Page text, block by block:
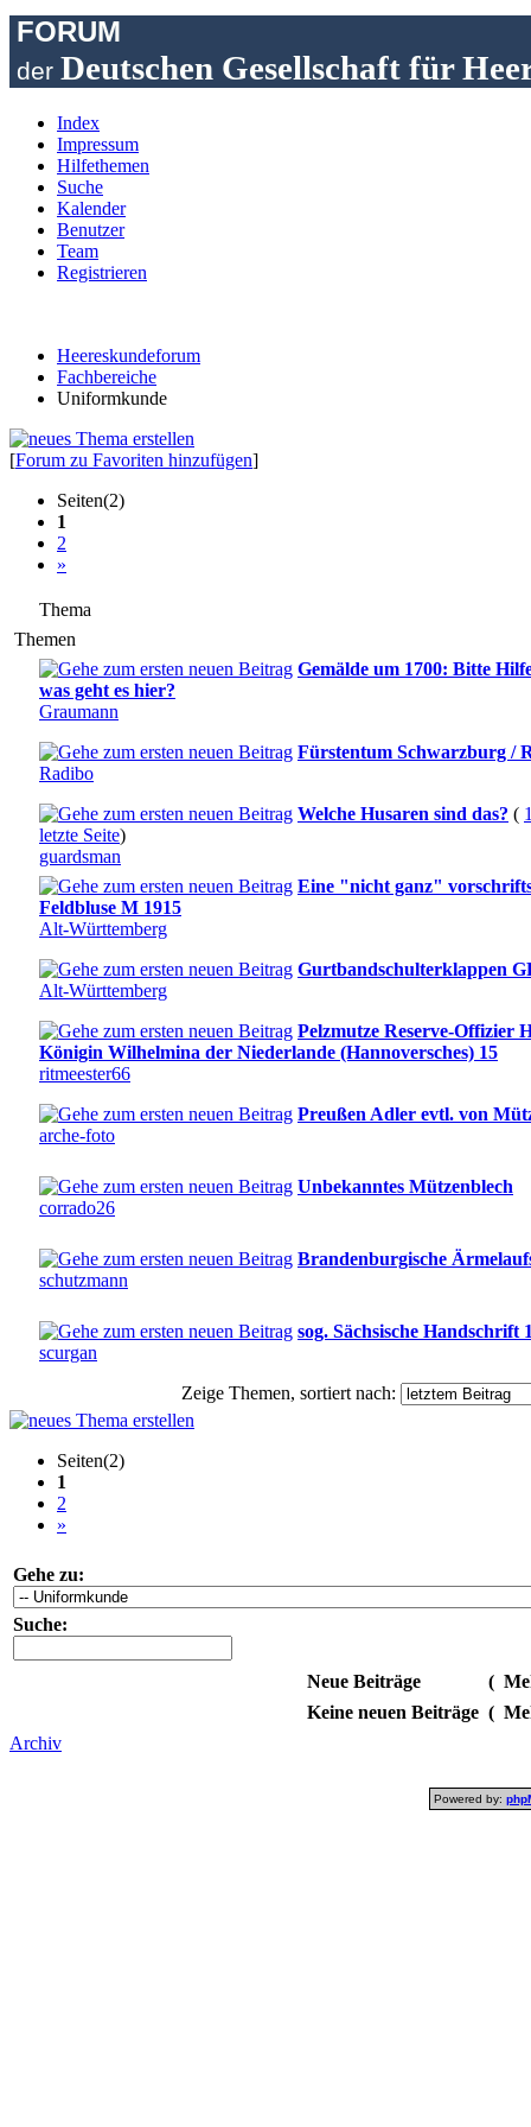
FORUM
der Deutschen Gesellschaft für
Index
Impressum
Hilfethemen
Suche
Kalender
Benutzer
Team
Registrieren
Heereskundeforum
Fachbereiche
Uniformkunde
[Forum zu Favoriten hinzufügen]
Seiten(2)
1
2
»
Thema
Themen
Gemälde um 1700: Bitte
was geht es hier?
Graumann
Fürstentum Schwarzburg /
Radibo
Welche Husaren sind das? (
letzte Seite)
guardsman
Eine "nicht ganz"
Feldbluse M 1915
Alt-Württemberg
Gurtbandschulterklappen
Alt-Württemberg
Pelzmutze Reserve-Offizier
Königin Wilhelmina der Niederlande (Hannoversches) 15
ritmeester66
Preußen Adler evtl. von
arche-foto
Unbekanntes Mützenblech
corrado26
Brandenburgische
schutzmann
sog. Sächsische Handschrift
scurgan
Zeige Themen, sortiert nach:
Seiten(2)
1
2
»
Gehe zu:
Suche:
Neue Beiträge (
Keine neuen Beiträge (
Archiv
Powered by: